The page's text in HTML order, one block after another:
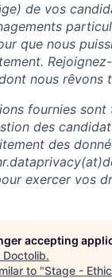
de vos
que nous
nous rêvons
fournies sont
des
des
exercer vos
accepting
Doctolib.
to "Stage -